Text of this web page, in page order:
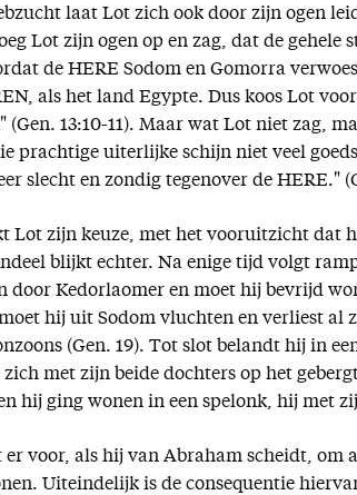
laat Lot zich ook door zijn ogen
Lot zijn ogen op en zag, dat de
de HERE Sodom en Gomorra
als het land Egypte. Dus koos Lot
(Gen. 13:10-11). Maar wat Lot niet zag,
prachtige uiterlijke schijn niet veel
slecht en zondig tegenover de HERE."
Lot zijn keuze, met het vooruitzicht dat
blijkt echter. Na enige tijd volgt
door Kedorlaomer en moet hij bevrijd
hij uit Sodom vluchten en verliest
(Gen. 19). Tot slot belandt hij in
zich met zijn beide dochters op het
hij ging wonen in een spelonk, hij met
er voor, als hij van Abraham scheidt, om
Uiteindelijk is de consequentie